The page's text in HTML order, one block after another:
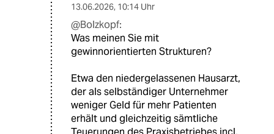
13.06.2026, 10:14 Uhr
@Bolzkopf:
Was meinen Sie mit
gewinnorientierten Strukturen?
Etwa den niedergelassenen Hausarzt,
der als selbständiger Unternehmer
weniger Geld für mehr Patienten
erhält und gleichzeitig sämtliche